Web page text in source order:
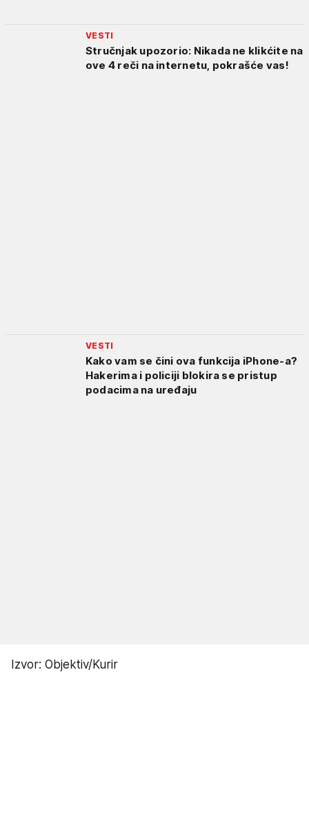
VESTI
Stručnjak upozorio: Nikada ne klikćite na
ove 4 reči na internetu, pokrašće vas!
VESTI
Kako vam se čini ova funkcija iPhone-a?
Hakerima i policiji blokira se pristup
podacima na uređaju
Izvor: Objektiv/Kurir